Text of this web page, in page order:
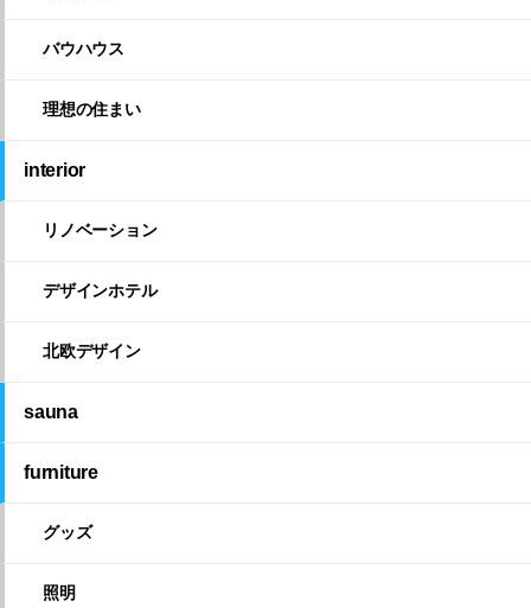
バウハウス
理想の住まい
interior
リノベーション
デザインホテル
北欧デザイン
sauna
furniture
グッズ
照明